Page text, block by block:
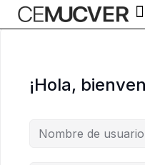
al
¡Hola,